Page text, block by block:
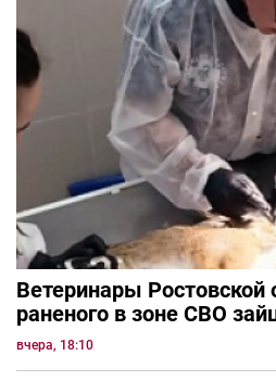
Ветеринары Ростовской
раненого в зоне СВО
вчера, 18:10